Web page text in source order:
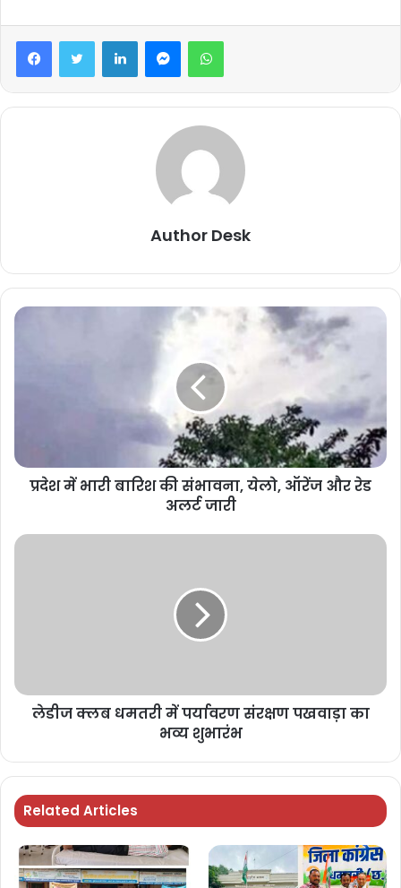
Author Desk
प्रदेश में भारी बारिश की संभावना, येलो, ऑरेंज और रेड
अलर्ट जारी
लेडीज क्लब धमतरी में पर्यावरण संरक्षण पखवाड़ा का
भव्य शुभारंभ
Related Articles